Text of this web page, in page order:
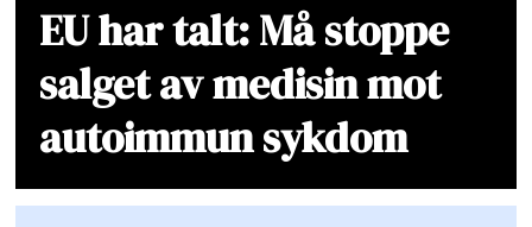
EU har talt: Må stoppe
salget av medisin mot
autoimmun sykdom